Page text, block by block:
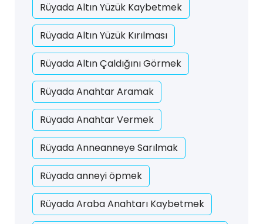
Rüyada Altın Yüzük Kaybetmek
Rüyada Altın Yüzük Kırılması
Rüyada Altın Çaldığını Görmek
Rüyada Anahtar Aramak
Rüyada Anahtar Vermek
Rüyada Anneanneye Sarılmak
Rüyada anneyi öpmek
Rüyada Araba Anahtarı Kaybetmek